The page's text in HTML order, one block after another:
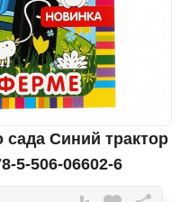
сада Синий трактор
5-506-06602-6